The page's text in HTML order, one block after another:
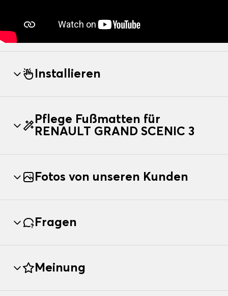
Installieren
Pflege Fußmatten für
RENAULT GRAND SCENIC 3
Fotos von unseren Kunden
Fragen
Meinung